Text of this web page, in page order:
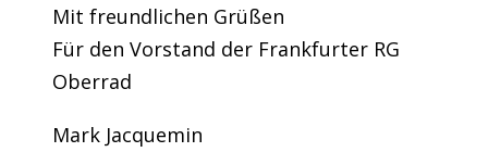
Mit freundlichen Grüßen
Für den Vorstand der Frankfurter RG
Oberrad
Mark Jacquemin